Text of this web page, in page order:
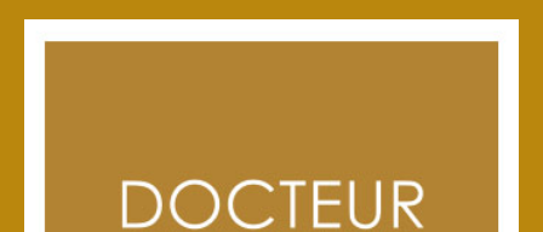
Voir l'article